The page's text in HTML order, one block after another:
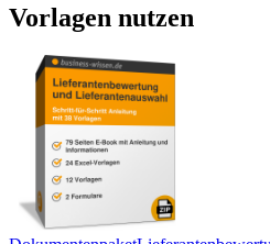
Vorlagen nutzen